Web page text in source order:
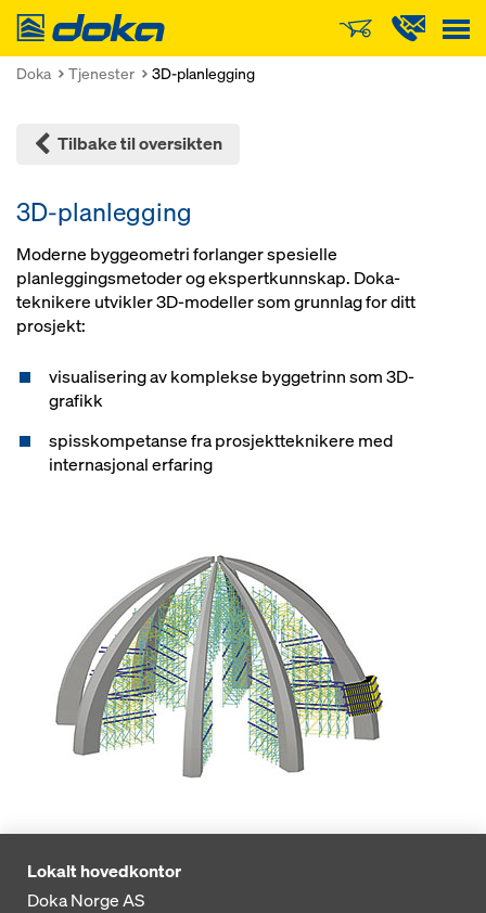
Doka
Doka Tjenester 3D-planlegging
Tilbake til oversikten
3D-planlegging
Moderne byggeometri forlanger spesielle
planleggingsmetoder og ekspertkunnskap. Doka-
teknikere utvikler 3D-modeller som grunnlag for ditt
prosjekt:
visualisering av komplekse byggetrinn som 3D-
grafikk
spisskompetanse fra prosjektteknikere med
internasjonal erfaring
Lokalt hovedkontor
Doka Norge AS